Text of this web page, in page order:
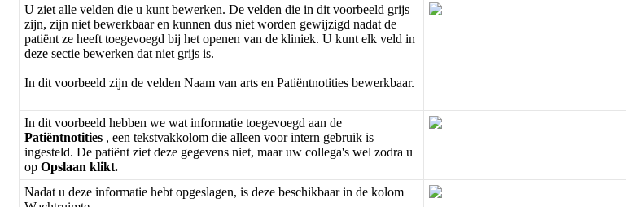
U ziet alle velden die u kunt bewerken. De velden die in dit voorbeeld grijs
zijn, zijn niet bewerkbaar en kunnen dus niet worden gewijzigd nadat de
patiënt ze heeft toegevoegd bij het openen van de kliniek. U kunt elk veld in
deze sectie bewerken dat niet grijs is.
In dit voorbeeld zijn de velden Naam van arts en Patiëntnotities bewerkbaar.
In dit voorbeeld hebben we wat informatie toegevoegd aan de
Patiëntnotities , een tekstvakkolom die alleen voor intern gebruik is
ingesteld. De patiënt ziet deze gegevens niet, maar uw collega's wel zodra u
op Opslaan klikt.
Nadat u deze informatie hebt opgeslagen, is deze beschikbaar in de kolom